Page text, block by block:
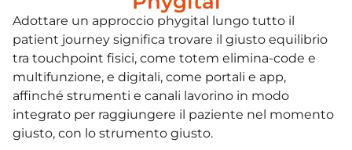
Adottare un approccio phygital lungo tutto il
patient journey significa trovare il giusto equilibrio
tra touchpoint fisici, come totem elimina-code e
multifunzione, e digitali, come portali e app,
affinché strumenti e canali lavorino in modo
integrato per raggiungere il paziente nel momento
giusto, con lo strumento giusto.